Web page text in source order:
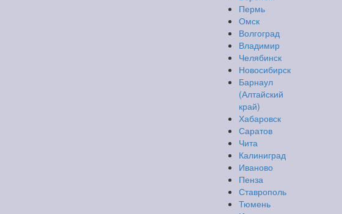
Пермь
Омск
Волгоград
Владимир
Челябинск
Новосибирск
Барнаул
(Алтайский
край)
Хабаровск
Саратов
Чита
Калиниград
Иваново
Пенза
Ставрополь
Тюмень